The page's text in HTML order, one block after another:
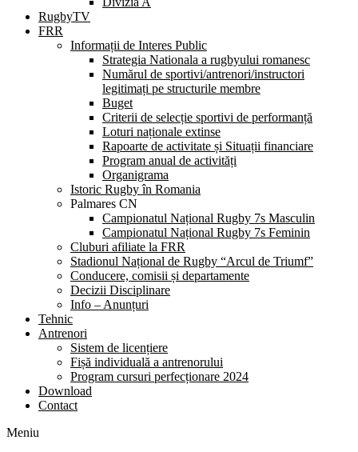
RugbyTV
FRR
Informații de Interes Public
Strategia Nationala a rugbyului romanesc
Numărul de sportivi/antrenori/instructori
legitimați pe structurile membre
Buget
Criterii de selecție sportivi de performanță
Loturi naționale extinse
Rapoarte de activitate și Situații financiare
Program anual de activități
Organigrama
Istoric Rugby în Romania
Palmares CN
Campionatul Național Rugby 7s Masculin
Campionatul Național Rugby 7s Feminin
Cluburi afiliate la FRR
Stadionul Național de Rugby “Arcul de Triumf”
Conducere, comisii și departamente
Decizii Disciplinare
Info – Anunțuri
Tehnic
Antrenori
Sistem de licențiere
Fișă individuală a antrenorului
Program cursuri perfecționare 2024
Download
Contact
Meniu